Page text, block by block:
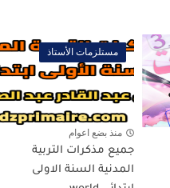
مستلزمات الأستاذ
منذ بضع اعوام
جميع مذكرات التربية
المدنية السنة الاولى